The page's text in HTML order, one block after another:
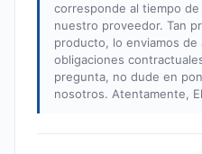
corresponde al tiempo
nuestro proveedor. Tan
producto, lo enviamos
obligaciones
pregunta, no dude en
nosotros. Atentamente,